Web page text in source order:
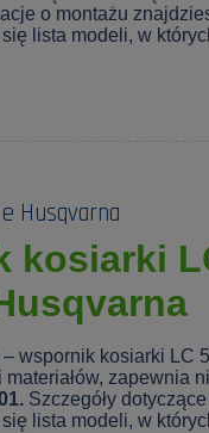
o montażu
lista modeli, w
Husqvarna
kosiarki
wspornik kosiarki LC
zapewnia
Szczegóły
lista modeli, w